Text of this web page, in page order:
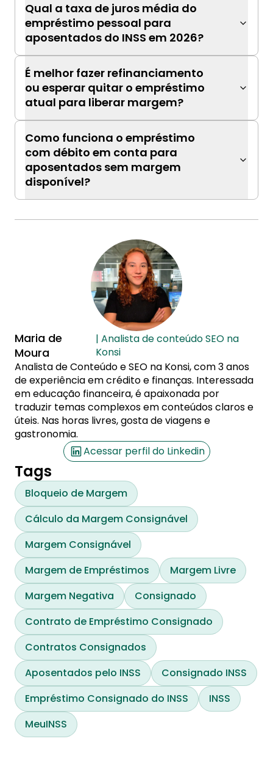
Qual a taxa de juros média do
empréstimo pessoal para
aposentados do INSS em 2026?
É melhor fazer refinanciamento
ou esperar quitar o empréstimo
atual para liberar margem?
Como funciona o empréstimo
com débito em conta para
aposentados sem margem
disponível?
Maria de
Moura
| Analista de conteúdo SEO na
Konsi
Analista de Conteúdo e SEO na Konsi, com 3 anos
de experiência em crédito e finanças. Interessada
em educação financeira, é apaixonada por
traduzir temas complexos em conteúdos claros e
úteis. Nas horas livres, gosta de viagens e
gastronomia.
Acessar perfil do Linkedin
Tags
Bloqueio de Margem
Cálculo da Margem Consignável
Margem Consignável
Margem de Empréstimos
Margem Livre
Margem Negativa
Consignado
Contrato de Empréstimo Consignado
Contratos Consignados
Aposentados pelo INSS
Consignado INSS
Empréstimo Consignado do INSS
INSS
MeuINSS